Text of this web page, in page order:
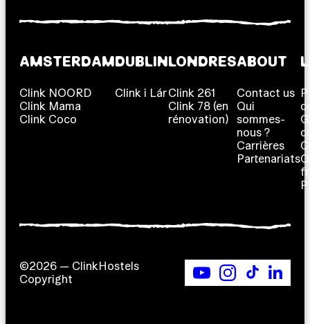
AMSTERDAM
Clink NOORD
Clink Mama
Clink Coco
DUBLIN
Clink i Lár
LONDRES
Clink 261
Clink 78 (en
rénovation)
ABOUT
Contact us
Qui
sommes-
nous ?
Carrières
Partenariats
©2026 — ClinkHostels
Copyright